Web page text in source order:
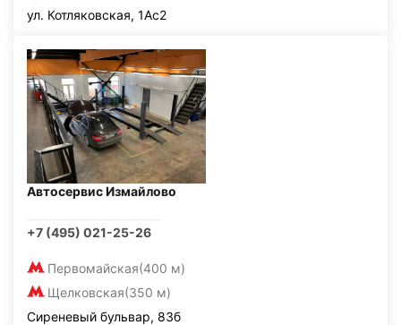
ул. Котляковская, 1Ас2
Автосервис Измайлово
+7 (495) 021-25-26
Первомайская(400 м)
Щелковская(350 м)
Сиреневый бульвар, 83б